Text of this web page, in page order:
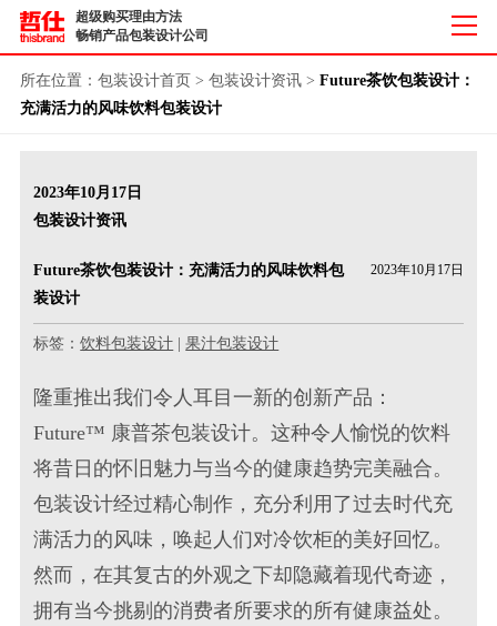
超级购买理由方法
畅销产品包装设计公司
所在位置： 包装设计首页 > 包装设计资讯> Future茶饮包装设计：
充满活力的风味饮料包装设计
2023年10月17日
包装设计资讯
Future茶饮包装设计：充满活力的风味饮料包
装设计
2023年10月17日
标签：饮料包装设计 |果汁包装设计
隆重推出我们令人耳目一新的创新产品：
Future™ 康普茶包装设计。这种令人愉悦的饮料
将昔日的怀旧魅力与当今的健康趋势完美融合。
包装设计经过精心制作，充分利用了过去时代充
满活力的风味，唤起人们对冷饮柜的美好回忆。
然而，在其复古的外观之下却隐藏着现代奇迹，
拥有当今挑剔的消费者所要求的所有健康益处。